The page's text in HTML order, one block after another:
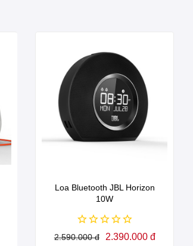
Loa Bluetooth JBL Horizon
10W
2.590.000 đ 2.390.000 đ